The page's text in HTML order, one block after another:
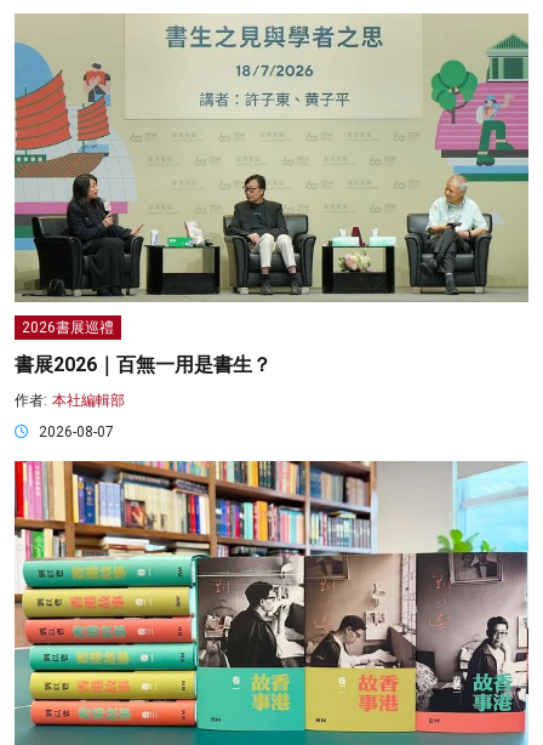
2026書展巡禮
書展2026｜百無一用是書生？
作者: 本社編輯部
2026-08-07